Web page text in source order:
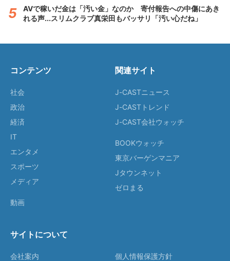
AVで稼いだ金は「汚い金」なのか 寄付報告への中傷にあき
れる声...スリムクラブ真栄田もバッサリ「汚い心だね」
コンテンツ
社会
政治
経済
IT
エンタメ
スポーツ
メディア
動画
関連サイト
J-CASTニュース
J-CASTトレンド
J-CAST会社ウォッチ
BOOKウォッチ
東京バーゲンマニア
Jタウンネット
ゼロまる
サイトについて
会社案内
個人情報保護方針